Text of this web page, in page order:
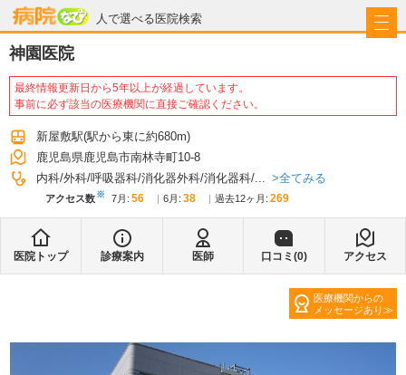
人で選べる医院検索
病院なび
神園医院
最終情報更新日から5年以上が経過しています。
事前に必ず該当の医療機関に直接ご確認ください。
新屋敷駅(駅から東に約680m)
鹿児島県鹿児島市南林寺町10-8
内科 外科 呼吸器科 消化器外科 消化器科 ... 全てみる
アクセス数※ 7月 : 56 6月 : 38 過去12ヶ月: 269
医院トップ 診療案内 医師 口コミ(0) アクセス
医療機関からの
メッセージあり